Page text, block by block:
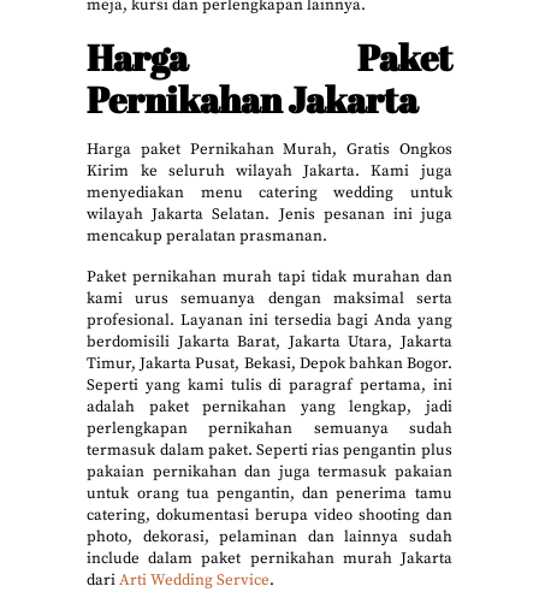
meja, kursi dan perlengkapan lainnya.
Harga Paket
Pernikahan Jakarta
Harga paket Pernikahan Murah, Gratis Ongkos
Kirim ke seluruh wilayah Jakarta. Kami juga
menyediakan menu catering wedding untuk
wilayah Jakarta Selatan. Jenis pesanan ini juga
mencakup peralatan prasmanan.
Paket pernikahan murah tapi tidak murahan dan
kami urus semuanya dengan maksimal serta
profesional. Layanan ini tersedia bagi Anda yang
berdomisili Jakarta Barat, Jakarta Utara, Jakarta
Timur, Jakarta Pusat, Bekasi, Depok bahkan Bogor.
Seperti yang kami tulis di paragraf pertama, ini
adalah paket pernikahan yang lengkap, jadi
perlengkapan pernikahan semuanya sudah
termasuk dalam paket. Seperti rias pengantin plus
pakaian pernikahan dan juga termasuk pakaian
untuk orang tua pengantin, dan penerima tamu
catering, dokumentasi berupa video shooting dan
photo, dekorasi, pelaminan dan lainnya sudah
include dalam paket pernikahan murah Jakarta
dariArti Wedding Service.